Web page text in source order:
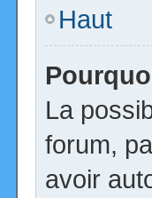
Haut
La
forum,
avoir